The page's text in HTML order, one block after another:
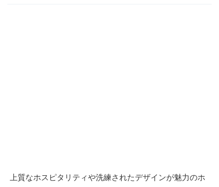
上質なホスピタリティや洗練されたデザインが魅力のホ